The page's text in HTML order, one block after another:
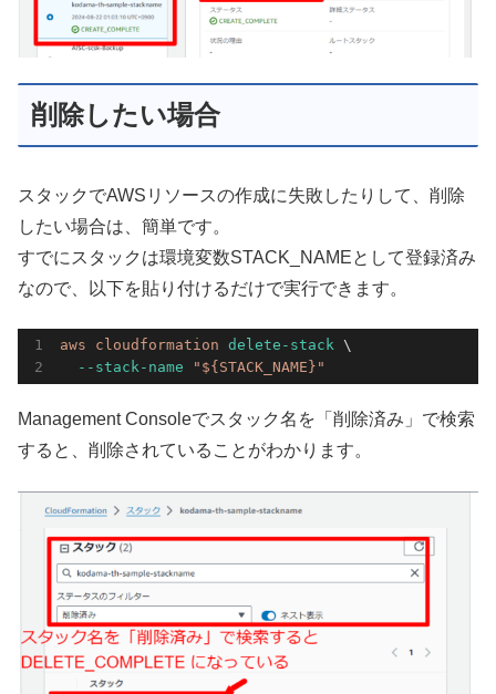
削除したい場合
スタックでAWSリソースの作成に失敗したりして、削除
したい場合は、簡単です。
すでにスタックは環境変数STACK_NAMEとして登録済み
なので、以下を貼り付けるだけで実行できます。
aws cloudformation delete-stack \
--stack-name
"${STACK_NAME}"
Management Consoleでスタック名を「削除済み」で検索
すると、削除されていることがわかります。